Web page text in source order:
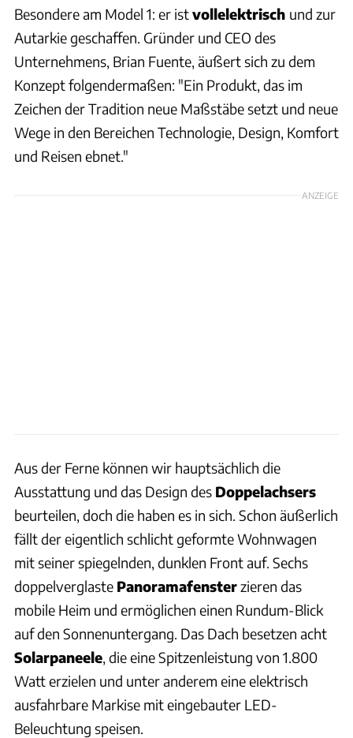
Besondere am Model 1: er istvollelektrisch und zur
Autarkie geschaffen. Gründer und CEO des
Unternehmens, Brian Fuente, äußert sich zu dem
Konzept folgendermaßen: "Ein Produkt, das im
Zeichen der Tradition neue Maßstäbe setzt und neue
Wege in den Bereichen Technologie, Design, Komfort
und Reisen ebnet."
ANZEIGE
Aus der Ferne können wir hauptsächlich die
Ausstattung und das Design des Doppelachsers
beurteilen, doch die haben es in sich. Schon äußerlich
fällt der eigentlich schlicht geformte Wohnwagen
mit seiner spiegelnden, dunklen Front auf. Sechs
doppelverglaste Panoramafensterzieren das
mobile Heim und ermöglichen einen Rundum-Blick
auf den Sonnenuntergang. Das Dach besetzen acht
Solarpaneele, die eine Spitzenleistung von 1.800
Watt erzielen und unter anderem eine elektrisch
ausfahrbare Markise mit eingebauter LED-
Beleuchtung speisen.